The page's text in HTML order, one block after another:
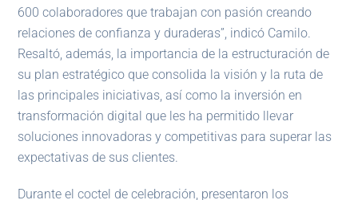
600 colaboradores que trabajan con pasión creando
relaciones de confianza y duraderas”, indicó Camilo.
Resaltó, además, la importancia de la estructuración de
su plan estratégico que consolida la visión y la ruta de
las principales iniciativas, así como la inversión en
transformación digital que les ha permitido llevar
soluciones innovadoras y competitivas para superar las
expectativas de sus clientes.
Durante el coctel de celebración, presentaron los